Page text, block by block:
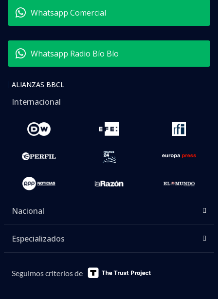
Whatsapp Comercial
Whatsapp Radio Bío Bío
ALIANZAS BBCL
Internacional
Nacional
Especializados
Seguimos criterios de